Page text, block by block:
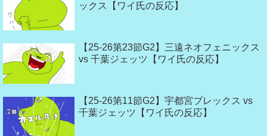
ックス【ワイ氏の反応】
【25-26第23節G2】三遠ネオフェニックス
vs 千葉ジェッツ【ワイ氏の反応】
【25-26第11節G2】宇都宮ブレックス vs
千葉ジェッツ【ワイ氏の反応】